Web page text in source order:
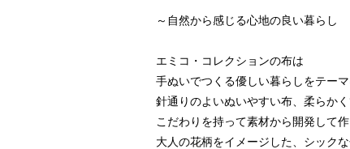
～自然から感じる心地の良い暮らし
エミコ・コレクションの布は
手ぬいでつくる優しい暮らしをテーマ
針通りのよいぬいやすい布、柔らか
こだわりを持って素材から開発して作
大人の花柄をイメージした、シック